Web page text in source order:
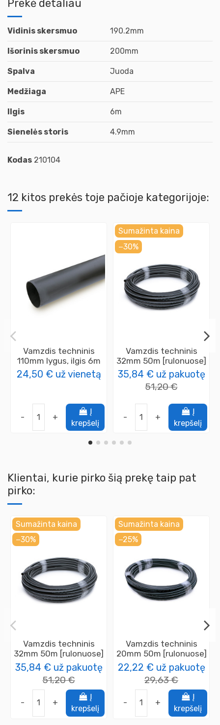
Prekė detaliau
Vidinis skersmuo 190.2mm
Išorinis skersmuo 200mm
Spalva Juoda
Medžiaga APE
Ilgis 6m
Sienelės storis 4.9mm
Kodas 210104
12 kitos prekės toje pačioje kategorijoje:
Vamzdis techninis
110mm lygus, ilgis 6m
24,50 € už vienetą
- +
Į
krepšelį
Sumažinta kaina
−30%
Vamzdis techninis
32mm 50m [rulonuose]
35,84 € už pakuotę
51,20 €
- +
Į
krepšelį
Klientai, kurie pirko šią prekę taip pat
pirko:
Sumažinta kaina
−30%
Vamzdis techninis
32mm 50m [rulonuose]
35,84 € už pakuotę
51,20 €
- +
Į
krepšelį
Sumažinta kaina
−25%
Vamzdis techninis
20mm 50m [rulonuose]
22,22 € už pakuotę
29,63 €
- +
Į
krepšelį